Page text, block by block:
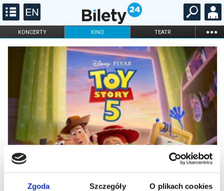
Zgoda Szczegóły O plikach cookies
KONCERTY KINO TEATR ...
FILHARMONIA OPERA I BALET
STAND-UP
DLA DZIECI
ONLINE KARNETY